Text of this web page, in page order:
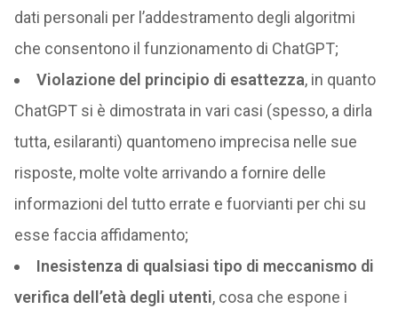
dati personali per l’addestramento degli algoritmi
che consentono il funzionamento di ChatGPT;
Violazione del principio di esattezza, in quanto
ChatGPT si è dimostrata in vari casi (spesso, a dirla
tutta, esilaranti) quantomeno imprecisa nelle sue
risposte, molte volte arrivando a fornire delle
informazioni del tutto errate e fuorvianti per chi su
esse faccia affidamento;
Inesistenza di qualsiasi tipo di meccanismo di
verifica dell’età degli utenti, cosa che espone i